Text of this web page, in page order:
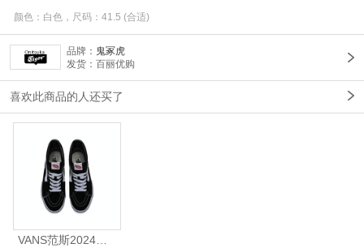
颜色：白色，尺码：41.5 (合适)
品牌： 鬼冢虎
发货：百丽优购
喜欢此商品的人还买了
VANS范斯2024中性SK8-HiCL帆布鞋/硫化鞋VN000D5IB8C